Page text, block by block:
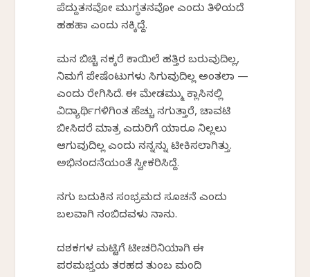
ಪೆದ್ದುತನವೋ ಮುಗ್ಧತನವೋ ಎಂದು ತಿಳಿಯದೆ
ಹಹಹಾ ಎಂದು ನಕ್ಕಿದ್ದೆ.
ಮನ ಬಿಚ್ಚಿನಕ್ಕರೆ ಕಾಯಿಲೆ ಹತ್ತಿರ ಬರುವುದಿಲ್ಲ,
ನಿಮಗೆಪೇಷೆಂಟುಗಳು ಸಿಗುವುದಿಲ್ಲಅಂತಲಾ —
ಎಂದುರೇಗಿಸಿದೆ. ಈಮೇಡಮ್ಮುಕ್ಲಾಸಿನಲ್ಲಿ
ವಿದ್ಯಾರ್ಥಿಗಳಿಗಿಂತ ಹೆಚ್ಚುನಗುತ್ತಾರೆ, ಚಾವಟಿ
ಬೀಸಿದರೆ ಮಾತ್ರ ಎದುರಿಗೆ ಯಾರೂ ನಿಲ್ಲಲು
ಆಗುವುದಿಲ್ಲ ಎಂದು ನನ್ನನ್ನುಟೀಕಿಸಲಾಗಿತ್ತು.
ಅಭಿನಂದನೆಯಂತೆ ಸ್ವೀಕರಿಸಿದ್ದೆ.
ನಗು ಬದುಕಿನಸಂಭ್ರಮದ ಸೂಚನೆ ಎಂದು
ಬಲವಾಗಿನಂಬಿದವಳು ನಾನು.
ದಶಕಗಳ ಮಟ್ಟಿಗೆಟೀಚರಿನಿಯಾಗಿ ಈ
ಪರಮಭಕ್ತೆಯ ತರಹದ ತುಂಬ ಮಂದಿ